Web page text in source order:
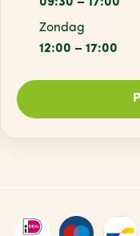
Zondag
12:00 – 17:00